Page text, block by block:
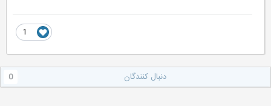
دنبال کنندگان